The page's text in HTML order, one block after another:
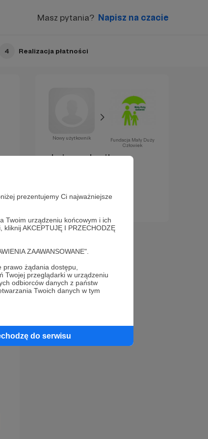
prezentujemy Ci najważniejsze
Twoim urządzeniu końcowym i ich
AKCEPTUJĘ I PRZECHODZĘ
ZAAWANSOWANE".
żądania dostępu,
Twojej przeglądarki w urządzeniu
odbiorców danych z państw
Twoich danych w tym
do serwisu
Masz pytania? Napisz na czacie
4 Realizacja płatności
Nowy użytkownik
Fundacja Mały Duży
Człowiek
Już za chwilę